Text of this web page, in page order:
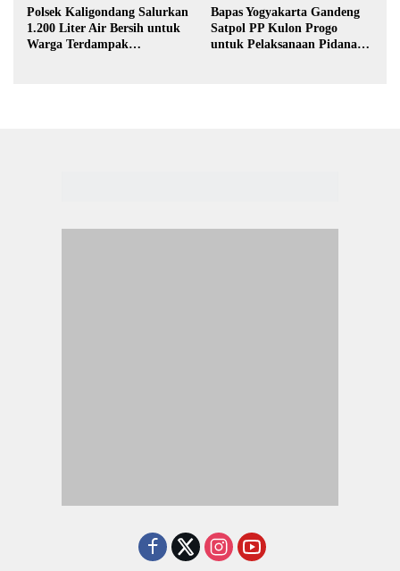
Polsek Kaligondang Salurkan
1.200 Liter Air Bersih untuk
Warga Terdampak
Bapas Yogyakarta Gandeng
Satpol PP Kulon Progo
untuk Pelaksanaan Pidana